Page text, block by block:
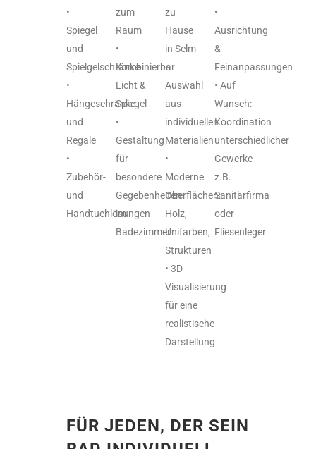
•
Spiegel
und
Spielgelschränke
•
Hängeschränke
und
Regale
•
Zubehör-
und
Handtuchlösungen
zum
Raum
•
Kombinierbar
Licht &
Spiegel
•
Gestaltung
für
besondere
Gegebenheiten
im
Badezimmer
zu
Hause
in Selm
•
Auswahl
aus
individuellen
Materialien
•
Moderne
Oberflächen:
Holz,
Unifarben,
Strukturen
• 3D-
Visualisierung
für eine
realistische
Darstellung
•
Ausrichtung
&
Feinanpassungen
• Auf
Wunsch:
Koordination
unterschiedlicher
Gewerke
z.B.
Sanitärfirma
oder
Fliesenleger
FÜR JEDEN, DER SEIN